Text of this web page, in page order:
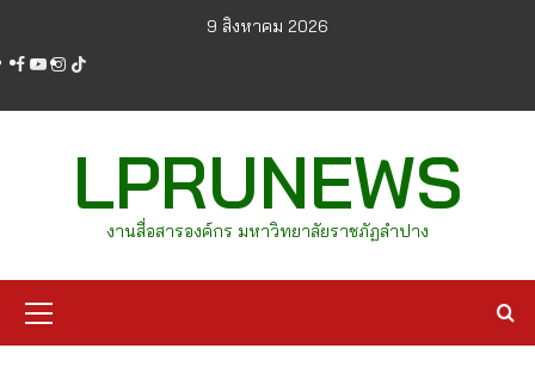
content
9 สิงหาคม 2026
facebook
youtube
instagram
tiktok
LPRUNEWS
งานสื่อสารองค์กร มหาวิทยาลัยราชภัฏลำปาง
Menu